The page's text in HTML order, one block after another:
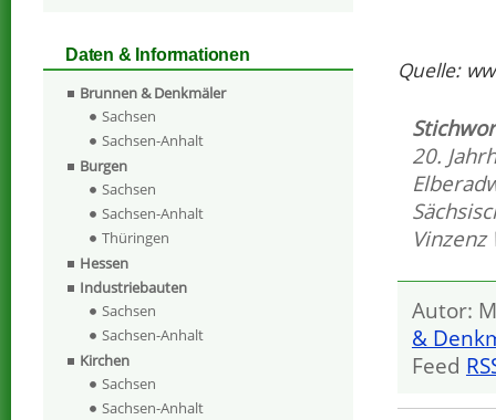
Quelle:
20.
Vinzenz
Autor:
&
Feed
Daten & Informationen
Brunnen & Denkmäler
Sachsen
Sachsen-Anhalt
Burgen
Sachsen
Sachsen-Anhalt
Thüringen
Hessen
Industriebauten
Sachsen
Sachsen-Anhalt
Kirchen
Sachsen
Sachsen-Anhalt